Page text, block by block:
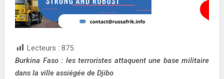
Lecteurs : 875
Burkina Faso : les terroristes attaquent une base militaire
dans la ville assiégée de Djibo